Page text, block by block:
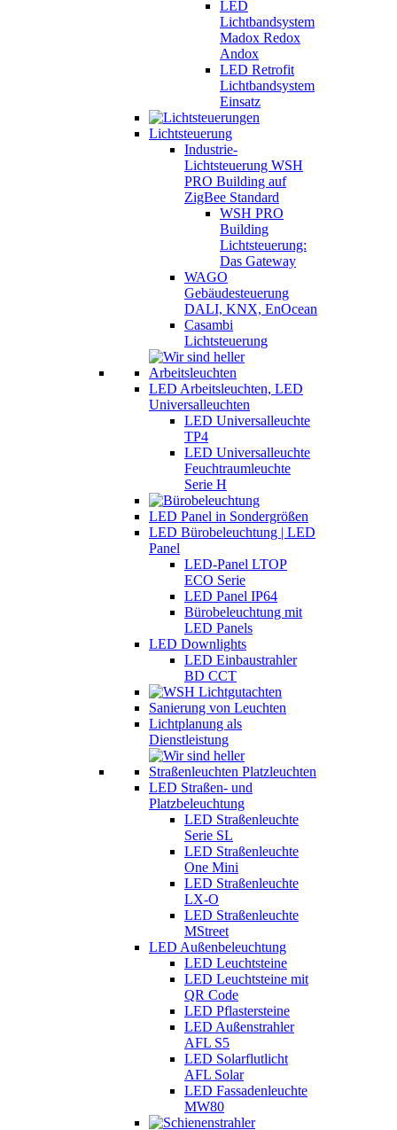
LED
Lichtbandsystem
Madox Redox
Andox
LED Retrofit
Lichtbandsystem
Einsatz
Lichtsteuerung
Industrie-
Lichtsteuerung WSH
PRO Building auf
ZigBee Standard
WSH PRO
Building
Lichtsteuerung:
Das Gateway
WAGO
Gebäudesteuerung
DALI, KNX, EnOcean
Casambi
Lichtsteuerung
LED Arbeitsleuchten, LED
Universalleuchten
LED Universalleuchte
TP4
LED Universalleuchte
Feuchtraumleuchte
Serie H
LED Panel in Sondergrößen
LED Bürobeleuchtung | LED
Panel
LED-Panel LTOP
ECO Serie
LED Panel IP64
Bürobeleuchtung mit
LED Panels
LED Downlights
LED Einbaustrahler
BD CCT
Sanierung von Leuchten
Lichtplanung als
Dienstleistung
LED Straßen- und
Platzbeleuchtung
LED Straßenleuchte
Serie SL
LED Straßenleuchte
One Mini
LED Straßenleuchte
LX-O
LED Straßenleuchte
MStreet
LED Außenbeleuchtung
LED Leuchtsteine
LED Leuchtsteine mit
QR Code
LED Pflastersteine
LED Außenstrahler
AFL S5
LED Solarflutlicht
AFL Solar
LED Fassadenleuchte
MW80